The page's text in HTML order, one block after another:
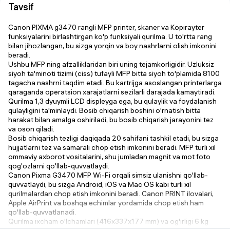
Tavsif
Canon PIXMA g3470 rangli MFP printer, skaner va Kopirayter
funksiyalarini birlashtirgan ko'p funksiyali qurilma. U to'rtta rang
bilan jihozlangan, bu sizga yorqin va boy nashrlarni olish imkonini
beradi.
Ushbu MFP ning afzalliklaridan biri uning tejamkorligidir. Uzluksiz
siyoh ta'minoti tizimi (ciss) tufayli MFP bitta siyoh to'plamida 8100
tagacha nashrni taqdim etadi. Bu kartrijga asoslangan printerlarga
qaraganda operatsion xarajatlarni sezilarli darajada kamaytiradi.
Qurilma 1,3 dyuymli LCD displeyga ega, bu qulaylik va foydalanish
qulayligini ta'minlaydi. Bosib chiqarish boshini o'rnatish bitta
harakat bilan amalga oshiriladi, bu bosib chiqarish jarayonini tez
va oson qiladi.
Bosib chiqarish tezligi daqiqada 20 sahifani tashkil etadi, bu sizga
hujjatlarni tez va samarali chop etish imkonini beradi. MFP turli xil
ommaviy axborot vositalarini, shu jumladan magnit va mot foto
qog'ozlarni qo'llab-quvvatlaydi.
Canon Pixma G3470 MFP Wi-Fi orqali simsiz ulanishni qo'llab-
quvvatlaydi, bu sizga Android, iOS va Mac OS kabi turli xil
qurilmalardan chop etish imkonini beradi. Canon PRINT ilovalari,
Apple AirPrint va boshqa echimlar yordamida chop etish ham
qo'llab-quvvatlanadi.
Qurilma ixcham o'lchamlari (416x337x177 mm) va og'irligi 6 kg